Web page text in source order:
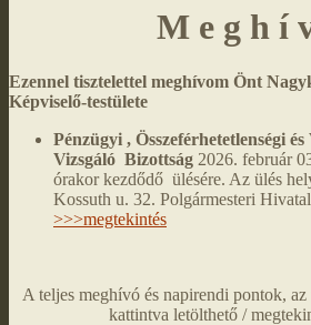
M e g h í
Ezennel tisztelettel meghívom Önt
Képviselő-testülete
Pénzügyi , Összeférhetetlenségi
Vizsgáló Bizottság 2026. február
órakor kezdődő ülésére. Az ülés
Kossuth u. 32. Polgármesteri
>>>megtekintés
A teljes meghívó és napirendi pontok,
kattintva letölthető /